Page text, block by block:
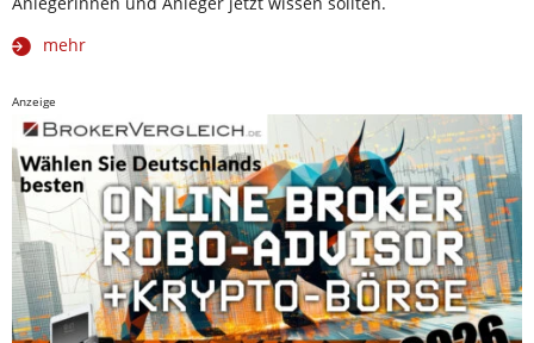
mehr
Anzeige